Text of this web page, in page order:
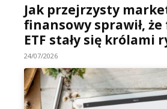
Jak przejrzysty
finansowy sprawił,
ETF stały się królami
24/07/2026